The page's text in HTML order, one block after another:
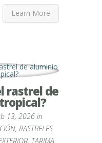
Learn More
rastrel de
13, 2026 in
, RASTRELES
, TARIMA